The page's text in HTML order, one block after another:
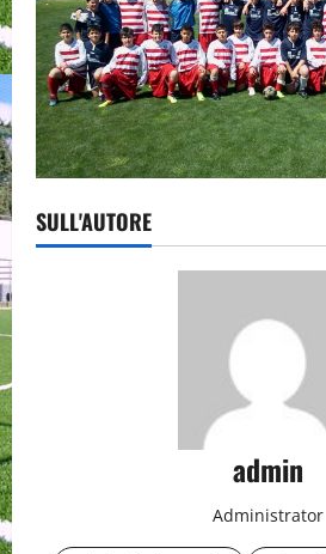
SULL'AUTORE
admin
Administrator